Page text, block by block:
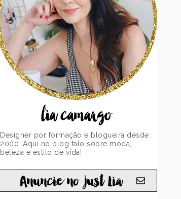
lia camargo
Designer por formação e blogueira desde
2000. Aqui no blog falo sobre moda,
beleza e estilo de vida!
Anuncie no just Lia